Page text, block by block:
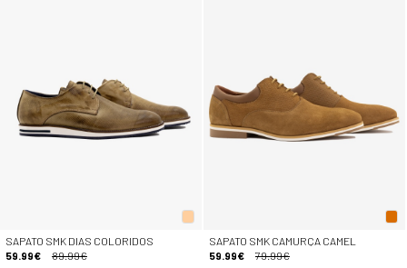
SAPATO SMK DIAS COLORIDOS
59.99€
89.99€
SAPATO SMK CAMURÇA CAMEL
59.99€
79.99€